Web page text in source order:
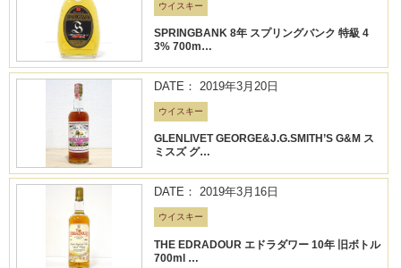
ウイスキー
SPRINGBANK 8年 スプリングバンク 特級 4
3% 700m…
DATE： 2019年3月20日
ウイスキー
GLENLIVET GEORGE&J.G.SMITH’S G&M ス
ミスズ グ…
DATE： 2019年3月16日
ウイスキー
THE EDRADOUR エドラダワー 10年 旧ボトル
700ml …